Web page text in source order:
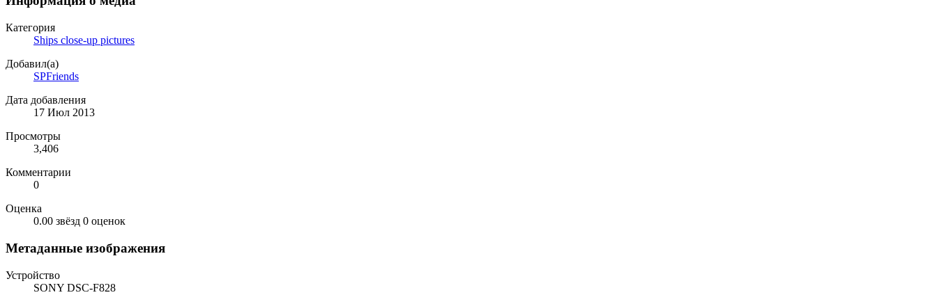
Категория
Ships close-up pictures
Добавил(а)
SPFriends
Дата добавления
17 Июл 2013
Просмотры
3,406
Комментарии
0
Оценка
0.00 звёзд 0 оценок
Метаданные изображения
Устройство
SONY DSC-F828